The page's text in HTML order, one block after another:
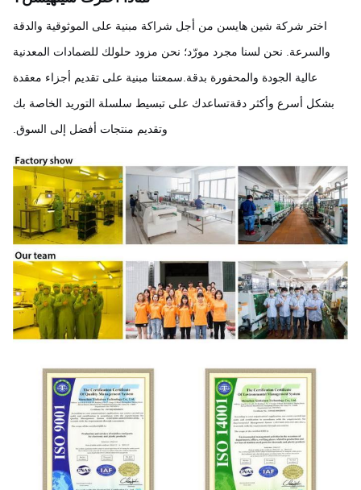
اختر شركة شين هايسن من أجل شراكة مبنية على الموثوقية والدقة
والسرعة. نحن لسنا مجرد مورّد؛ نحن مزود حلولك للضمادات المعدنية
عالية الجودة والمحفورة بدقة.سمعتنا مبنية على تقديم أجزاء معقدة
بشكل أسرع وأكثر دقةتساعدك على تبسيط سلسلة التوريد الخاصة بك
وتقديم منتجات أفضل إلى السوق.